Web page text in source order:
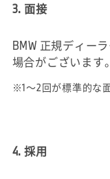
3. 面接
BMW 正規ディー
場合がございます。
※1～2回が標準的な
4. 採用